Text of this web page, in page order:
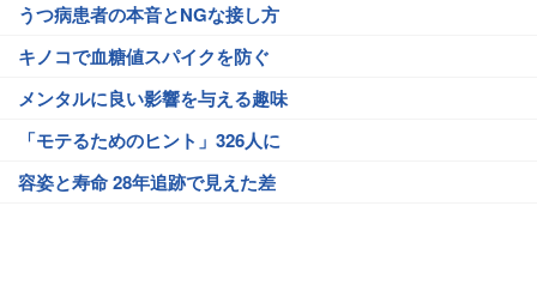
うつ病患者の本音とNGな接し方
キノコで血糖値スパイクを防ぐ
メンタルに良い影響を与える趣味
「モテるためのヒント」326人に
容姿と寿命 28年追跡で見えた差